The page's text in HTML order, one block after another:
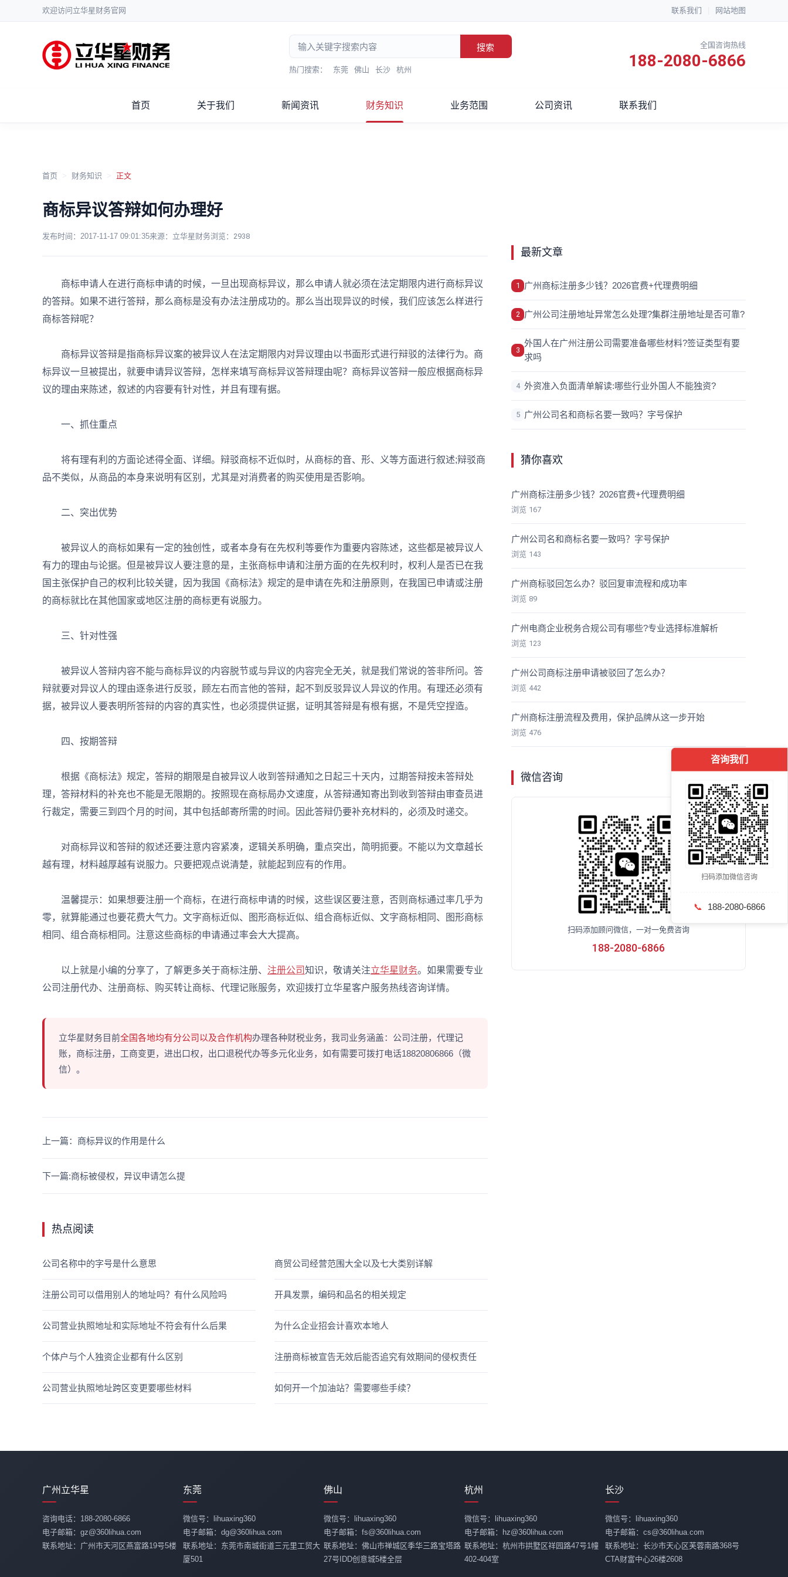
欢迎访问立华星财务官网 联系我们 网站地图
搜索
热门搜索： 东莞 佛山 长沙 杭州
全国咨询热线
188-2080-6866
首页 关于我们 新闻资讯 财务知识 业务范围 公司资讯 联系我们
首页 财务知识 正文
商标异议答辩如何办理好
发布时间： 2017-11-17 09:01:35来源：立华星财务浏览： 2938
商标申请人在进行商标申请的时候，一旦出现商标异议，那么申请人就必须在法定期限内进行商标异议
的答辩。如果不进行答辩，那么商标是没有办法注册成功的。那么当出现异议的时候，我们应该怎么样进行
商标答辩呢？
商标异议答辩是指商标异议案的被异议人在法定期限内对异议理由以书面形式进行辩驳的法律行为。商
标异议一旦被提出，就要申请异议答辩，怎样来填写商标异议答辩理由呢？商标异议答辩一般应根据商标异
议的理由来陈述，叙述的内容要有针对性，并且有理有据。
一、抓住重点
将有理有利的方面论述得全面、详细。辩驳商标不近似时，从商标的音、形、义等方面进行叙述;辩驳商
品不类似，从商品的本身来说明有区别，尤其是对消费者的购买使用是否影响。
二、突出优势
被异议人的商标如果有一定的独创性，或者本身有在先权利等要作为重要内容陈述，这些都是被异议人
有力的理由与论据。但是被异议人要注意的是，主张商标申请和注册方面的在先权利时，权利人是否已在我
国主张保护自己的权利比较关键，因为我国《商标法》规定的是申请在先和注册原则，在我国已申请或注册
的商标就比在其他国家或地区注册的商标更有说服力。
三、针对性强
被异议人答辩内容不能与商标异议的内容脱节或与异议的内容完全无关，就是我们常说的答非所问。答
辩就要对异议人的理由逐条进行反驳，顾左右而言他的答辩，起不到反驳异议人异议的作用。有理还必须有
据，被异议人要表明所答辩的内容的真实性，也必须提供证据，证明其答辩是有根有据，不是凭空捏造。
四、按期答辩
根据《商标法》规定，答辩的期限是自被异议人收到答辩通知之日起三十天内，过期答辩按未答辩处
理，答辩材料的补充也不能是无限期的。按照现在商标局办文速度，从答辩通知寄出到收到答辩由审查员进
行裁定，需要三到四个月的时间，其中包括邮寄所需的时间。因此答辩仍要补充材料的，必须及时递交。
对商标异议和答辩的叙述还要注意内容紧凑，逻辑关系明确，重点突出，简明扼要。不能以为文章越长
越有理，材料越厚越有说服力。只要把观点说清楚，就能起到应有的作用。
温馨提示：如果想要注册一个商标，在进行商标申请的时候，这些误区要注意，否则商标通过率几乎为
零，就算能通过也要花费大气力。文字商标近似、图形商标近似、组合商标近似、文字商标相同、图形商标
相同、组合商标相同。注意这些商标的申请通过率会大大提高。
以上就是小编的分享了，了解更多关于商标注册、 注册公司知识，敬请关注立华星财务。如果需要专业
公司注册代办、注册商标、购买转让商标、代理记账服务，欢迎拨打立华星客户服务热线咨询详情。
立华星财务目前全国各地均有分公司以及合作机构办理各种财税业务，我司业务涵盖：公司注册，代理记
账，商标注册，工商变更，进出口权，出口退税代办等多元化业务，如有需要可拨打电话18820806866（微
信）。
下一篇:商标被侵权，异议申请怎么提
上一篇：商标异议的作用是什么
热点阅读
公司名称中的字号是什么意思 商贸公司经营范围大全以及七大类别详解
注册公司可以借用别人的地址吗？有什么风险吗 开具发票，编码和品名的相关规定
公司营业执照地址和实际地址不符会有什么后果 为什么企业招会计喜欢本地人
个体户与个人独资企业都有什么区别 注册商标被宣告无效后能否追究有效期间的侵权责任
公司营业执照地址跨区变更要哪些材料 如何开一个加油站？需要哪些手续？
最新文章
1 广州商标注册多少钱？2026官费+代理费明细
2 广州公司注册地址异常怎么处理?集群注册地址是否可靠?
3
外国人在广州注册公司需要准备哪些材料?签证类型有要
求吗
4 外资准入负面清单解读:哪些行业外国人不能独资?
5 广州公司名和商标名要一致吗？字号保护
猜你喜欢
广州商标注册多少钱？2026官费+代理费明细
浏览 167
广州公司名和商标名要一致吗？字号保护
浏览 143
广州商标驳回怎么办？驳回复审流程和成功率
浏览 89
广州电商企业税务合规公司有哪些?专业选择标准解析
浏览 123
广州公司商标注册申请被驳回了怎么办？
浏览 442
广州商标注册流程及费用，保护品牌从这一步开始
浏览 476
微信咨询
扫码添加顾问微信，一对一免费咨询
188-2080-6866
咨询我们
扫码添加微信咨询
📞 188-2080-6866
广州立华星
咨询电话：188-2080-6866
电子邮箱：gz@360lihua.com
联系地址：广州市天河区燕富路19号5楼
东莞
微信号：lihuaxing360
电子邮箱：dg@360lihua.com
联系地址：东莞市南城街道三元里工贸大
厦501
佛山
微信号：lihuaxing360
电子邮箱：fs@360lihua.com
联系地址：佛山市禅城区季华三路宝塔路
27号IDD创意城5楼全层
杭州
微信号：lihuaxing360
电子邮箱：hz@360lihua.com
联系地址：杭州市拱墅区祥园路47号1幢
402-404室
长沙
微信号：lihuaxing360
电子邮箱：cs@360lihua.com
联系地址：长沙市天心区芙蓉南路368号
CTA财富中心26楼2608